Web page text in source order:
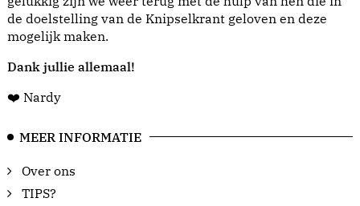
de doelstelling van de Knipselkrant geloven en deze
mogelijk maken.
Dank jullie allemaal!
❤️ Nardy
MEER INFORMATIE
Over ons
TIPS?